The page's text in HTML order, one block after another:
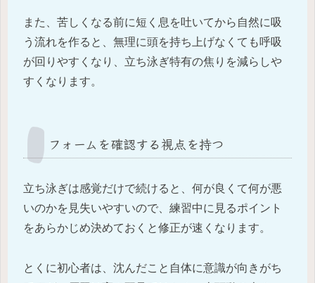
また、苦しくなる前に短く息を吐いてから自然に吸
う流れを作ると、無理に頭を持ち上げなくても呼吸
が回りやすくなり、立ち泳ぎ特有の焦りを減らしや
すくなります。
フォームを確認する視点を持つ
立ち泳ぎは感覚だけで続けると、何が良くて何が悪
いのかを見失いやすいので、練習中に見るポイント
をあらかじめ決めておくと修正が速くなります。
とくに初心者は、沈んだこと自体に意識が向きがち